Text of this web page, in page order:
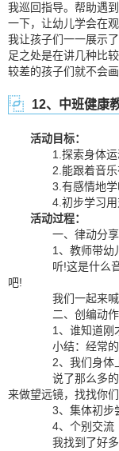
我巡回指导。帮助遇
一下，让幼儿学会在
我让孩子们一一展示
足之处是在讲几种比
较差的孩子们就不会
12、中班健康
活动目标：
1.探索身体运
2.能跟着音乐
3.有感情地学
4.初步学习用
活动过程：
一、律动分享
1、教师带幼
听!这是什么音
吧!
我们一起来喊
二、创编动作
1、谁知道刚才
小结：经常的
2、我们身体上
说了那么多的
来做望远镜，找找你
3、集体初步
4、个别交流
我找到了好多